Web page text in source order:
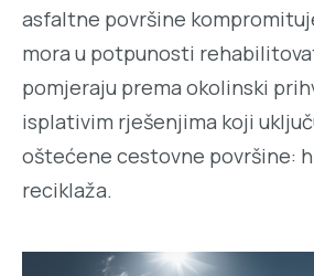
asfaltne površine
mora u potpunosti
pomjeraju prema okolinski
isplativim rješenjima koji
oštećene cestovne površine:
reciklaža.